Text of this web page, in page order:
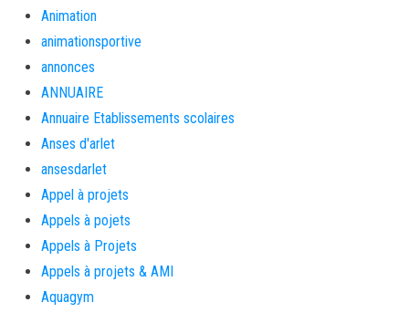
Animation
animationsportive
annonces
ANNUAIRE
Annuaire Etablissements scolaires
Anses d'arlet
ansesdarlet
Appel à projets
Appels à pojets
Appels à Projets
Appels à projets & AMI
Aquagym